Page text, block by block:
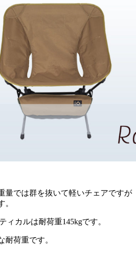
量では群を抜いて軽いチェアですが
。
ィカルは耐荷重145kgです。
耐荷重です。